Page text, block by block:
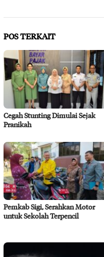
POS TERKAIT
Cegah Stunting Dimulai Sejak
Pranikah
Pemkab Sigi, Serahkan Motor
untuk Sekolah Terpencil